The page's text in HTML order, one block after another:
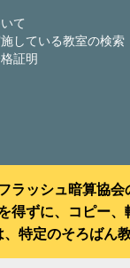
て
している教室の検索
証明
ラッシュ暗算協
得ずに、コピー
、特定のそろばん